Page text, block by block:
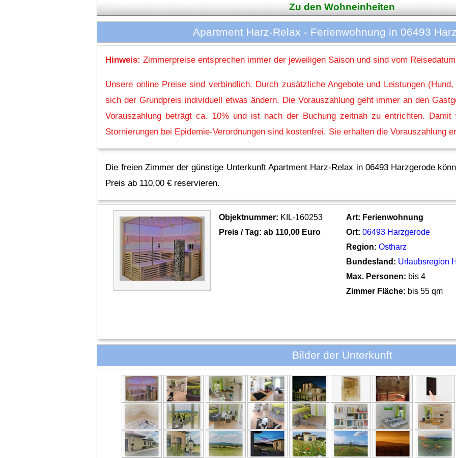
Zu den Wohneinheiten
Apartment Harz-Relax - Ferienwohnung in 06493
Hinweis: Zimmerpreise entsprechen immer der jeweiligen Saison und sind vom
Unsere online Preise sind verbindlich. Durch zusätzliche Angebote und Leistungen
sich der Grundpreis individuell etwas ändern. Die Vorauszahlung geht immer an den
Vorauszahlung beträgt ca. 10% und ist nach der Buchung zeitnah zu entrichten.
Stornierungen bei Epidemie-Verordnungen sind kostenfrei. Sie erhalten die Vorauszahlung
Die freien Zimmer der günstige Unterkunft Apartment Harz-Relax in 06493 Harzgerode
Preis ab 110,00 € reservieren.
Objektnummer: KIL-160253
Preis / Tag: ab 110,00 Euro
Art: Ferienwohnung
Ort: 06493 Harzgerode
Region: Ostharz
Bundesland: Urlaubsregion
Max. Personen: bis 4
Zimmer Fläche: bis 55 qm
Bilder der Unterkunft